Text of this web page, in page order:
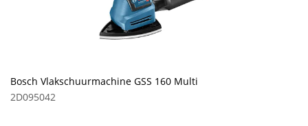
Bosch Vlakschuurmachine GSS 160 Multi
2D095042